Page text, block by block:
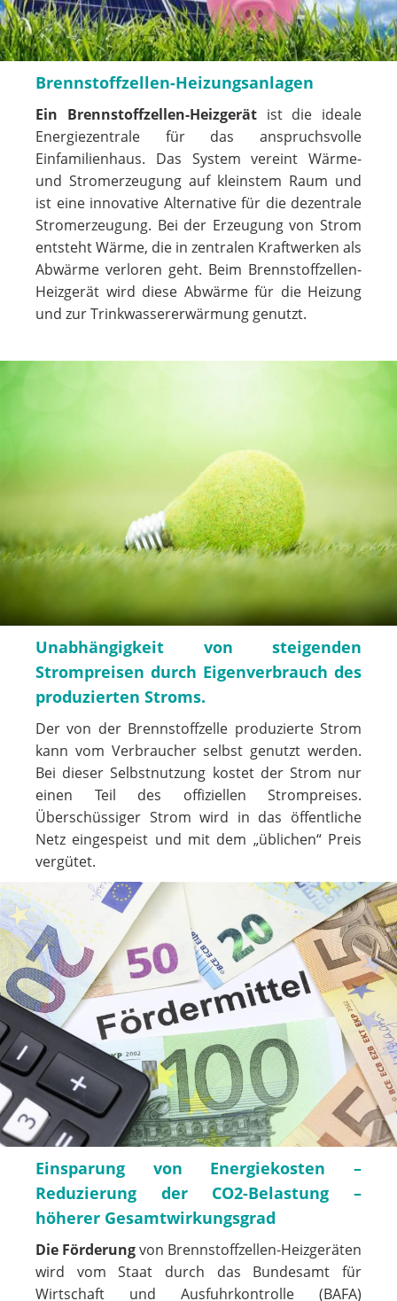
Brennstoffzellen-Heizungsanlagen
Ein Brennstoffzellen-Heizgerät ist die ideale
Energiezentrale für das anspruchsvolle
Einfamilienhaus. Das System vereint Wärme-
und Stromerzeugung auf kleinstem Raum und
ist eine innovative Alternative für die dezentrale
Stromerzeugung. Bei der Erzeugung von Strom
entsteht Wärme, die in zentralen Kraftwerken als
Abwärme verloren geht. Beim Brennstoffzellen-
Heizgerät wird diese Abwärme für die Heizung
und zur Trinkwassererwärmung genutzt.
Unabhängigkeit von steigenden
Strompreisen durch Eigenverbrauch des
produzierten Stroms.
Der von der Brennstoffzelle produzierte Strom
kann vom Verbraucher selbst genutzt werden.
Bei dieser Selbstnutzung kostet der Strom nur
einen Teil des offiziellen Strompreises.
Überschüssiger Strom wird in das öffentliche
Netz eingespeist und mit dem „üblichen“ Preis
vergütet.
Einsparung von Energiekosten –
Reduzierung der CO2-Belastung –
höherer Gesamtwirkungsgrad
Die Förderungvon Brennstoffzellen-Heizgeräten
wird vom Staat durch das Bundesamt für
Wirtschaft und Ausfuhrkontrolle (BAFA)